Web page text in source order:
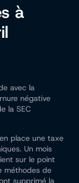
à
avec la
négative
la SEC
place une taxe
Un mois
sur le point
méthodes de